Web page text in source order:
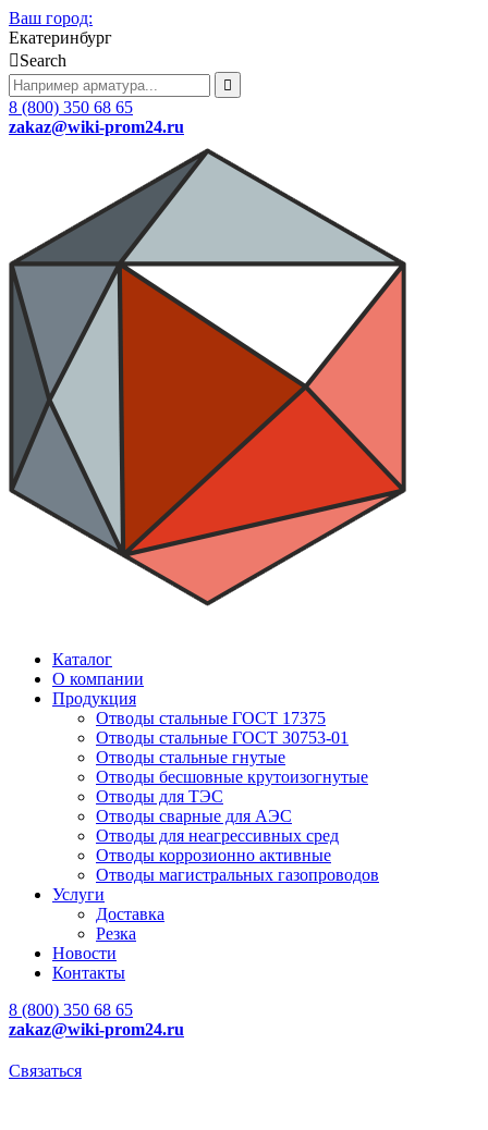
Ваш город:
Екатеринбург
Search
8 (800) 350 68 65
zakaz@wiki-prom24.ru
Каталог
О компании
Продукция
Отводы стальные ГОСТ 17375
Отводы стальные ГОСТ 30753-01
Отводы стальные гнутые
Отводы бесшовные крутоизогнутые
Отводы для ТЭС
Отводы сварные для АЭС
Отводы для неагрессивных сред
Отводы коррозионно активные
Отводы магистральных газопроводов
Услуги
Доставка
Резка
Новости
Контакты
8 (800) 350 68 65
zakaz@wiki-prom24.ru
Связаться